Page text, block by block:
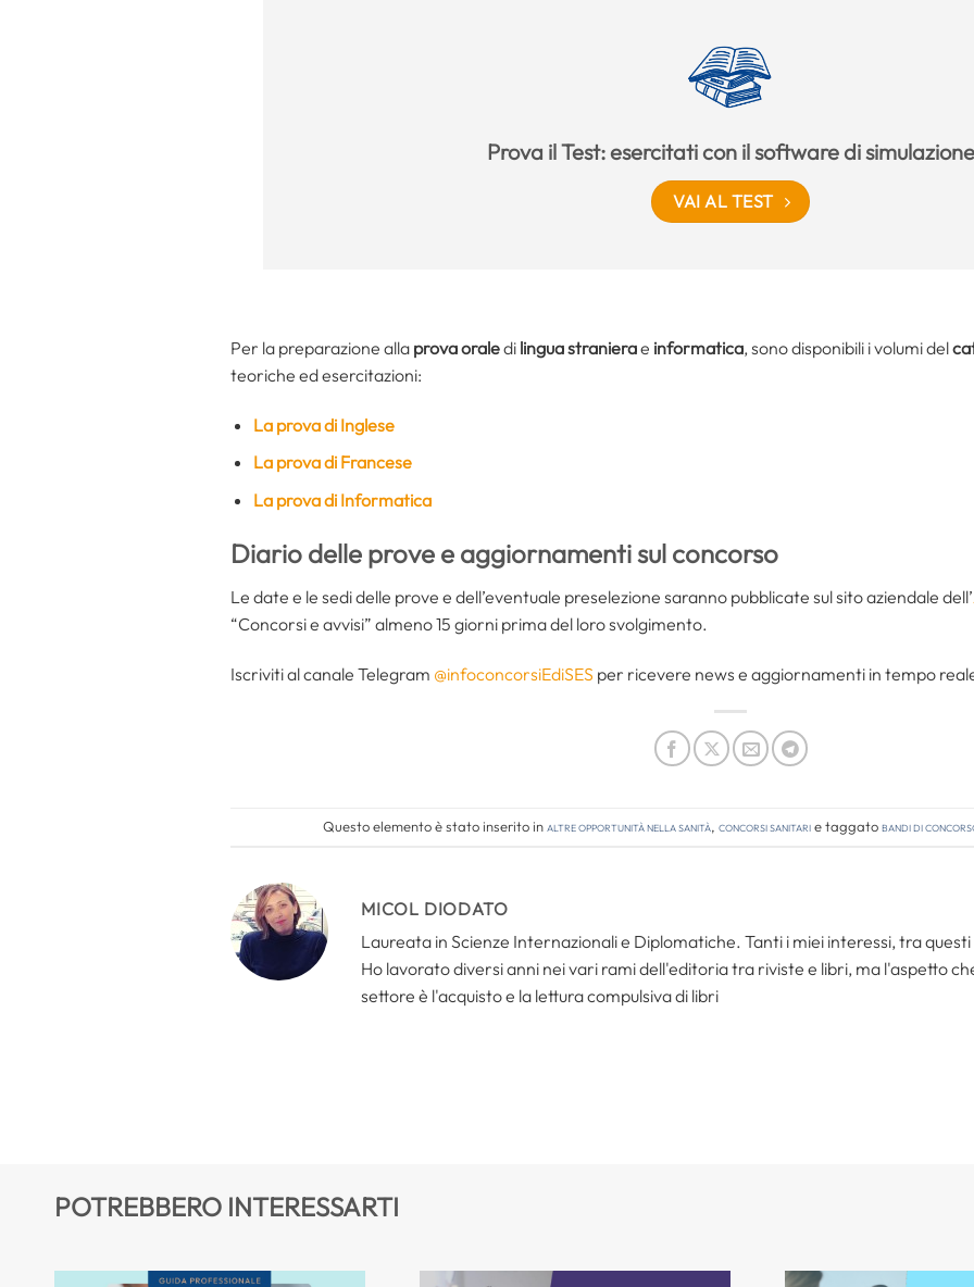
Prova il Test: esercitati con il software di simulazione
VAI AL TEST
Per la preparazione alla prova oraledi lingua stranierae informatica, sono disponibili i volumi del
teoriche ed esercitazioni:
La prova di Inglese
La prova di Francese
La prova di Informatica
Diario delle prove e aggiornamenti sul concorso
Le date e le sedi delle prove e dell’eventuale preselezione saranno pubblicate sul sito aziendale dell’
“Concorsi e avvisi” almeno 15 giorni prima del loro svolgimento.
Iscriviti al canale Telegram @infoconcorsiEdiSES per ricevere news e aggiornamenti in tempo
Questo elemento è stato inserito in Altre opportunità nella sanità, Concorsi Sanitarie taggatobandi di
MICOL DIODATO
Laureata in Scienze Internazionali e Diplomatiche. Tanti i miei interessi, tra
Ho lavorato diversi anni nei vari rami dell'editoria tra riviste e libri, ma l'aspetto
settore è l'acquisto e la lettura compulsiva di libri
POTREBBERO INTERESSARTI